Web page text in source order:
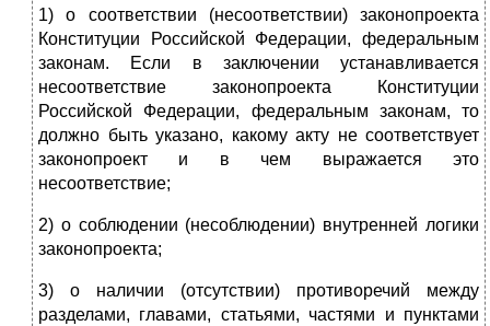
1) о соответствии (несоответствии) законопроекта
Конституции Российской Федерации, федеральным
законам. Если в заключении устанавливается
несоответствие законопроекта Конституции
Российской Федерации, федеральным законам, то
должно быть указано, какому акту не соответствует
законопроект и в чем выражается это
несоответствие;
2) о соблюдении (несоблюдении) внутренней логики
законопроекта;
3) о наличии (отсутствии) противоречий между
разделами, главами, статьями, частями и пунктами